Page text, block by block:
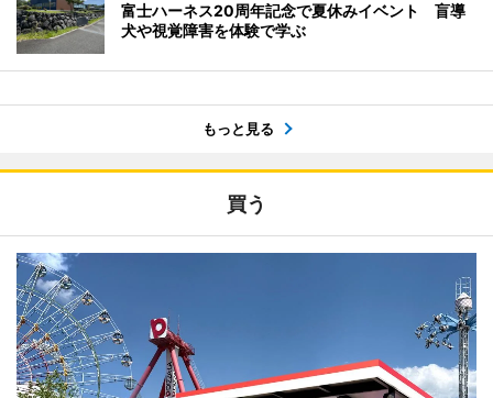
富士ハーネス20周年記念で夏休みイベント 盲導
犬や視覚障害を体験で学ぶ
もっと見る
買う